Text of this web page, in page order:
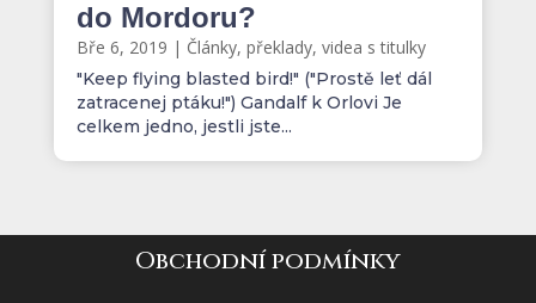
do Mordoru?
Bře 6, 2019 | Články, překlady, videa s titulky
"Keep flying blasted bird!" ("Prostě leť dál
zatracenej ptáku!") Gandalf k Orlovi Je
celkem jedno, jestli jste...
Obchodní podmínky